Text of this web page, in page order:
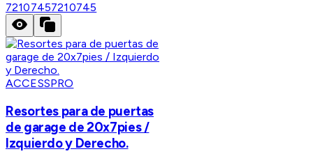
72107457210745
ACCESSPRO
Resortes para de puertas
de garage de 20x7pies /
Izquierdo y Derecho.